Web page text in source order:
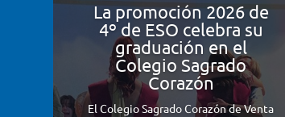
La promoción 2026 de
4º de ESO celebra su
graduación en el
Colegio Sagrado
Corazón
El Colegio Sagrado Corazón de Venta